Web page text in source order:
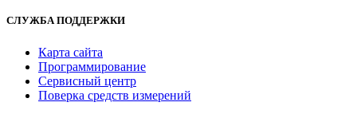
СЛУЖБА ПОДДЕРЖКИ
Карта сайта
Программирование
Сервисный центр
Поверка средств измерений